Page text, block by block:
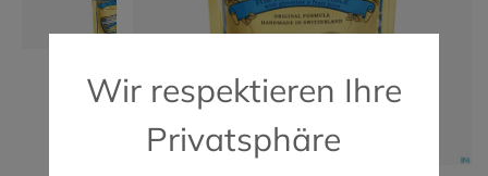
Wir respektieren Ihre
Privatsphäre